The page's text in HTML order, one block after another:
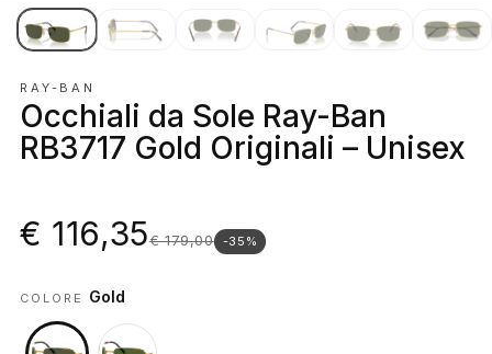
RAY-BAN
Occhiali da Sole Ray-Ban
RB3717 Gold Originali – Unisex
€ 116,35€ 179,00 -35%
COLORE Gold